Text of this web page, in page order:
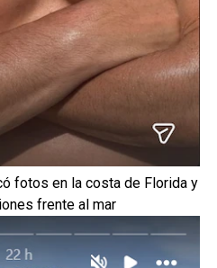
fotos en la costa de Florida y
frente al mar